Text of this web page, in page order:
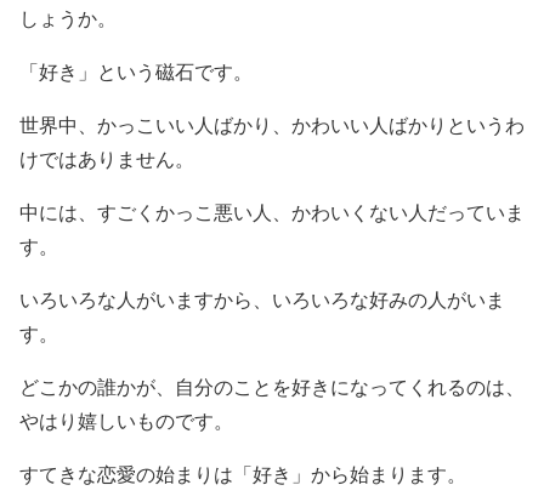
しょうか。
「好き」という磁石です。
世界中、かっこいい人ばかり、かわいい人ばかりというわ
けではありません。
中には、すごくかっこ悪い人、かわいくない人だっていま
す。
いろいろな人がいますから、いろいろな好みの人がいま
す。
どこかの誰かが、自分のことを好きになってくれるのは、
やはり嬉しいものです。
すてきな恋愛の始まりは「好き」から始まります。